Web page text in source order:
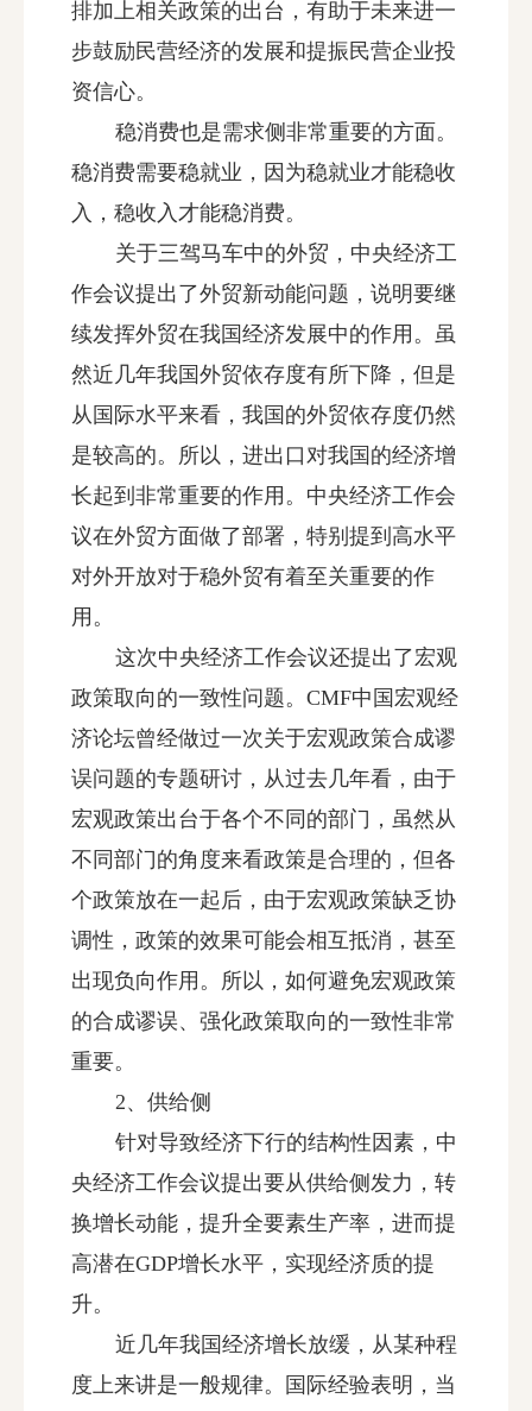
排加上相关政策的出台，有助于未来进一
步鼓励民营经济的发展和提振民营企业投
资信心。
稳消费也是需求侧非常重要的方面。
稳消费需要稳就业，因为稳就业才能稳收
入，稳收入才能稳消费。
关于三驾马车中的外贸，中央经济工
作会议提出了外贸新动能问题，说明要继
续发挥外贸在我国经济发展中的作用。虽
然近几年我国外贸依存度有所下降，但是
从国际水平来看，我国的外贸依存度仍然
是较高的。所以，进出口对我国的经济增
长起到非常重要的作用。中央经济工作会
议在外贸方面做了部署，特别提到高水平
对外开放对于稳外贸有着至关重要的作
用。
这次中央经济工作会议还提出了宏观
政策取向的一致性问题。CMF中国宏观经
济论坛曾经做过一次关于宏观政策合成谬
误问题的专题研讨，从过去几年看，由于
宏观政策出台于各个不同的部门，虽然从
不同部门的角度来看政策是合理的，但各
个政策放在一起后，由于宏观政策缺乏协
调性，政策的效果可能会相互抵消，甚至
出现负向作用。所以，如何避免宏观政策
的合成谬误、强化政策取向的一致性非常
重要。
2、供给侧
针对导致经济下行的结构性因素，中
央经济工作会议提出要从供给侧发力，转
换增长动能，提升全要素生产率，进而提
高潜在GDP增长水平，实现经济质的提
升。
近几年我国经济增长放缓，从某种程
度上来讲是一般规律。国际经验表明，当